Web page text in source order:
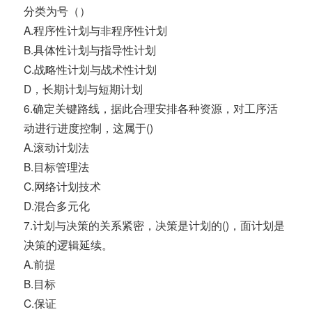
分类为号（）
A.程序性计划与非程序性计划
B.具体性计划与指导性计划
C.战略性计划与战术性计划
D，长期计划与短期计划
6.确定关键路线，据此合理安排各种资源，对工序活
动进行进度控制，这属于()
A.滚动计划法
B.目标管理法
C.网络计划技术
D.混合多元化
7.计划与决策的关系紧密，决策是计划的()，面计划是
决策的逻辑延续。
A.前提
B.目标
C.保证